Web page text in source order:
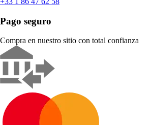
Pago seguro
Compra en nuestro sitio con total confianza